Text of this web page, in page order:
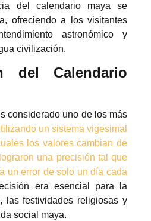
del calendario maya se
ofreciendo a los visitantes
astronómico y
civilización.
del Calendario
considerado uno de los más
un sistema vigesimal
los valores cambian de
una precisión tal que
un error de solo un día cada
era esencial para la
las festividades religiosas y
social maya.